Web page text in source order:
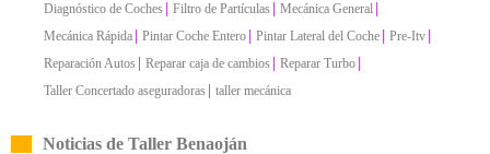
Diagnóstico de Coches Filtro de Partículas Mecánica General
Mecánica Rápida Pintar Coche Entero Pintar Lateral del Coche Pre-Itv
Reparación Autos Reparar caja de cambios Reparar Turbo
Taller Concertado aseguradoras taller mecánica
Noticias de Taller Benaoján